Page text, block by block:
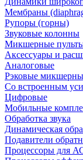
Мембраны
Рупоры (горны)
Звуковые колонны
Микшерные
Аксессуары и
Аналоговые
Рэковые
Со встроенным
Цифровые
Мобильные
Обработка звука
Динамическая
Подавители
Процессоры для